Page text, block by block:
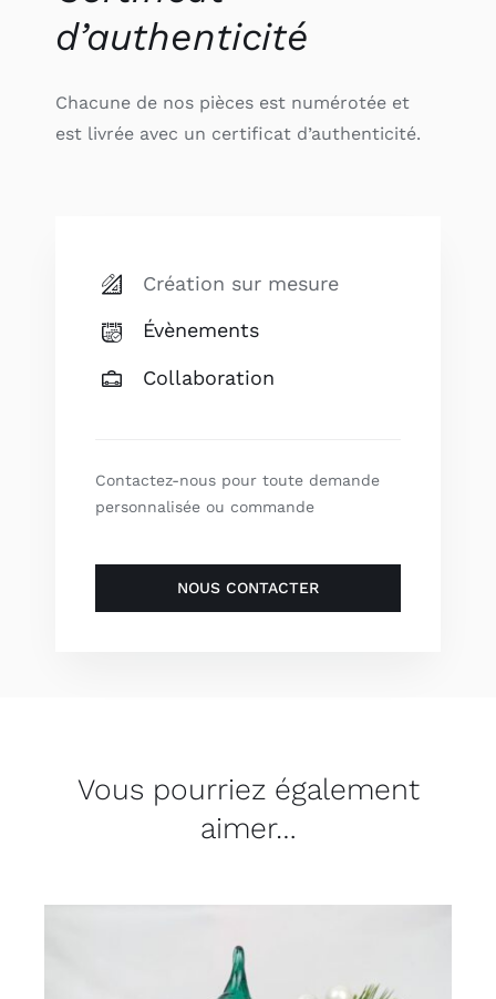
d’authenticité
Chacune de nos pièces est numérotée et
est livrée avec un certificat d’authenticité.
Création sur mesure
Évènements
Collaboration
Contactez-nous pour toute demande
personnalisée ou commande
NOUS CONTACTER
Vous pourriez également
aimer…